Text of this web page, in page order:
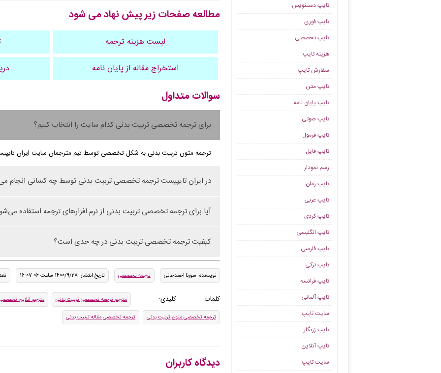
تایپ دستنویس
تایپ فوری
تایپ تخصصی
هزینه تایپ
سفارش تایپ
تایپ متن
تایپ پایان نامه
تایپ صوتی
تایپ فرمول
تایپ فایل
رسم نمودار
تایپ رمان
تایپ عربی
تایپ کردی
تایپ انگلیسی
تایپ فارسی
تایپ ترکی
تایپ فرانسه
تایپ آلمانی
سایت تایپ
تایپ زرنگار
تایپ آنلاین
سایت تایپ
مطالعه صفحات زیر پیش نهاد می شود
لیست هزینه ترجمه
استخراج مقاله از پایان نامه
سوالات متداول
برای ترجمه تخصصی تربیت بدنی کدام سایت را انتخاب کنیم؟
ترجمه متون تربیت بدنی به شکل تخصصی توسط تیم مترجمان سایت ایران
در ایران تایپیست ترجمه تخصصی تربیت بدنی توسط چه کسانی انجام
آیا برای ترجمه تخصصی تربیت بدنی از نرم افزار‌های ترجمه استفاده
کیفیت ترجمه تخصصی تربیت بدنی در چه حدی است؟
نویسنده: سورنا احمدخانی ترجمه تخصصی تاریخ انتشار: 1400/9/28 ساعت 16:07:06
کلمات کلیدی: مترجم ترجمه تخصصی تربیت بدنی مترجم آنلاین
ترجمه تخصصی متون تربیت بدنی ترجمه تخصصی مقاله تربیت بدنی
دیدگاه کاربران